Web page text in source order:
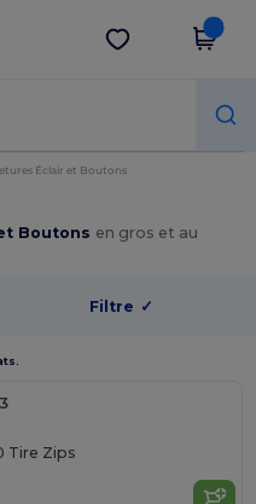
Obtenir l'appli
Éclair et Boutons
Boutons en gros et au
Filtre ✓
Tire Zips